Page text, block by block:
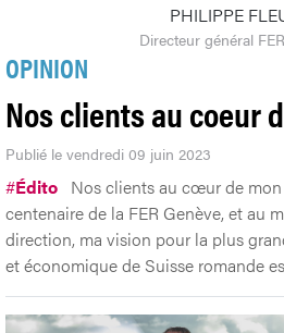
PHILIPPE
Directeur général
OPINION
Nos clients au coeur
Publié le vendredi 09 juin 2023
#Édito Nos clients au cœur de mon
centenaire de la FER Genève, et au
direction, ma vision pour la plus
et économique de Suisse romande